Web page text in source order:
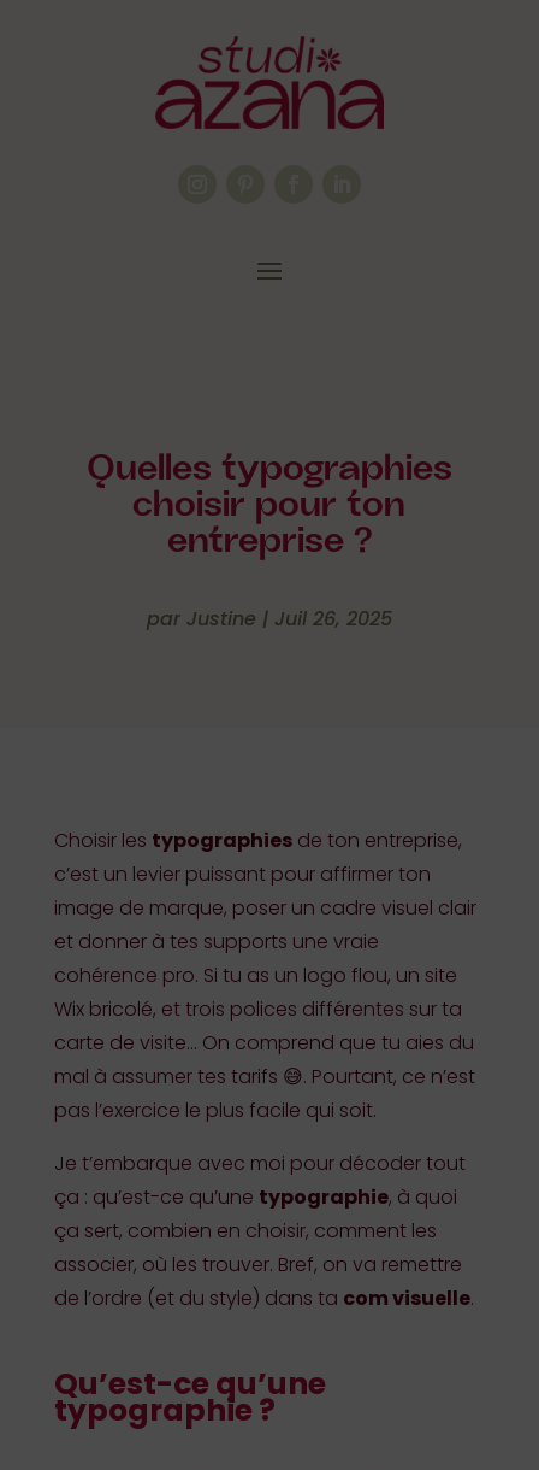
Quelles typographies
choisir pour ton
entreprise ?
par Justine | Juil 26, 2025
Choisir les typographiesde ton entreprise,
c’est un levier puissant pour affirmer ton
image de marque, poser un cadre visuel clair
et donner à tes supports une vraie
cohérence pro. Si tu as un logo flou, un site
Wix bricolé, et trois polices différentes sur ta
carte de visite… On comprend que tu aies du
mal à assumer tes tarifs 😅. Pourtant, ce n’est
pas l’exercice le plus facile qui soit.
Je t’embarque avec moi pour décoder tout
ça : qu’est-ce qu’une typographie, à quoi
ça sert, combien en choisir, comment les
associer, où les trouver. Bref, on va remettre
de l’ordre (et du style) dans ta com visuelle.
Qu’est-ce qu’une
typographie ?